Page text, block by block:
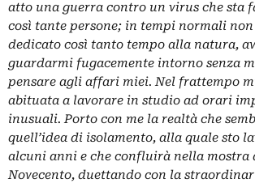
atto una guerra contro un virus che sta
così tante persone; in tempi normali
dedicato così tanto tempo alla natura,
guardarmi fugacemente intorno senza
pensare agli affari miei. Nel frattempo
abituata a lavorare in studio ad orari
inusuali. Porto con me la realtà che
quell’idea di isolamento, alla quale sto
alcuni anni e che confluirà nella mostra
Novecento, duettando con la